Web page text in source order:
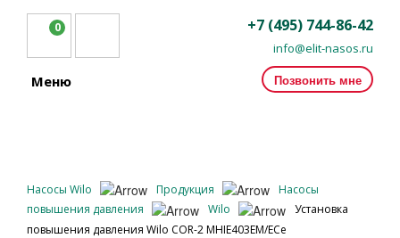
0 +7 (495) 744-86-42
info@elit-nasos.ru
Позвонить мне
Меню
Насосы Wilo Продукция
Насосы
повышения давления
Wilo
Установка
повышения давления Wilo COR-2 MHIE403EM/ECe